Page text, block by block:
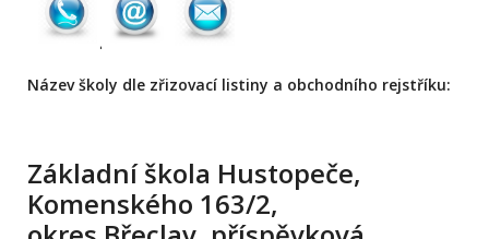
Název školy dle zřizovací listiny a obchodního rejstříku:
Základní škola Hustopeče,
Komenského 163/2,